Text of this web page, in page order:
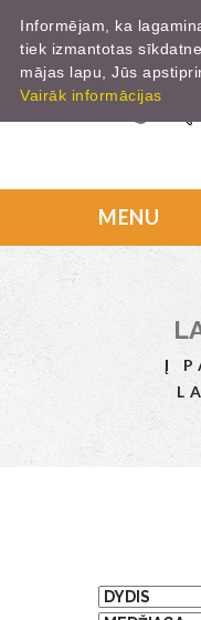
Į
Informējam, ka
tiek izmantotas
mājas lapu, Jūs
Vairāk informācijas